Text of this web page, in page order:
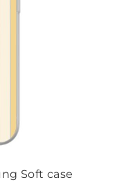
Soft case